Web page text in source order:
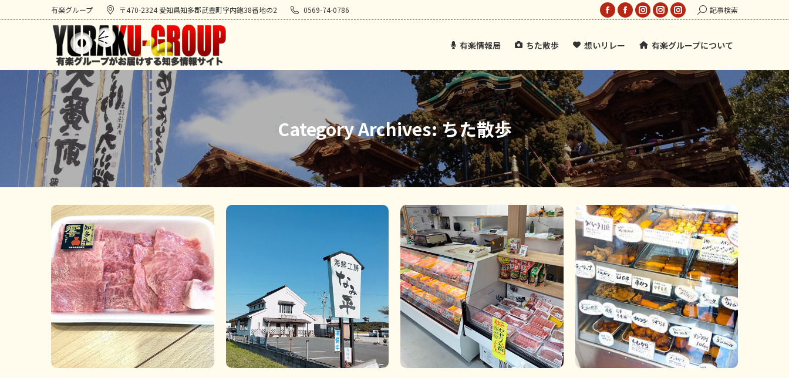
有楽グループ 〒470-2324 愛知県知多郡武豊町字内鉋38番地の2 0569-74-0786
Facebook
opens
new
window
Facebook
opens
new
window
Instagram
opens
new
window
Instagram
opens
new
Instagram
opens
new
window
Search:記事検索
有楽情報局 ちた散歩 想いリレー 有楽グループについて
Category Archives:ちた散歩